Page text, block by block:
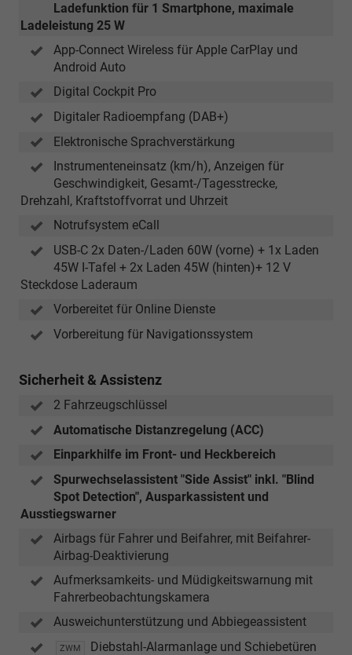
Ladefunktion für 1 Smartphone, maximale
Ladeleistung 25 W
App-Connect Wireless für Apple CarPlay und
Android Auto
Digital Cockpit Pro
Digitaler Radioempfang (DAB+)
Elektronische Sprachverstärkung
Instrumenteneinsatz (km/h), Anzeigen für
Geschwindigkeit, Gesamt-/Tagesstrecke,
Drehzahl, Kraftstoffvorrat und Uhrzeit
Notrufsystem eCall
USB-C 2x Daten-/Laden 60W (vorne) + 1x Laden
45W I-Tafel + 2x Laden 45W (hinten)+ 12 V
Steckdose Laderaum
Vorbereitet für Online Dienste
Vorbereitung für Navigationssystem
Sicherheit & Assistenz
2 Fahrzeugschlüssel
Automatische Distanzregelung (ACC)
Einparkhilfe im Front- und Heckbereich
Spurwechselassistent "Side Assist" inkl. "Blind
Spot Detection", Ausparkassistent und
Ausstiegswarner
Airbags für Fahrer und Beifahrer, mit Beifahrer-
Airbag-Deaktivierung
Aufmerksamkeits- und Müdigkeitswarnung mit
Fahrerbeobachtungskamera
Ausweichunterstützung und Abbiegeassistent
ZWM
Diebstahl-Alarmanlage und Schiebetüren